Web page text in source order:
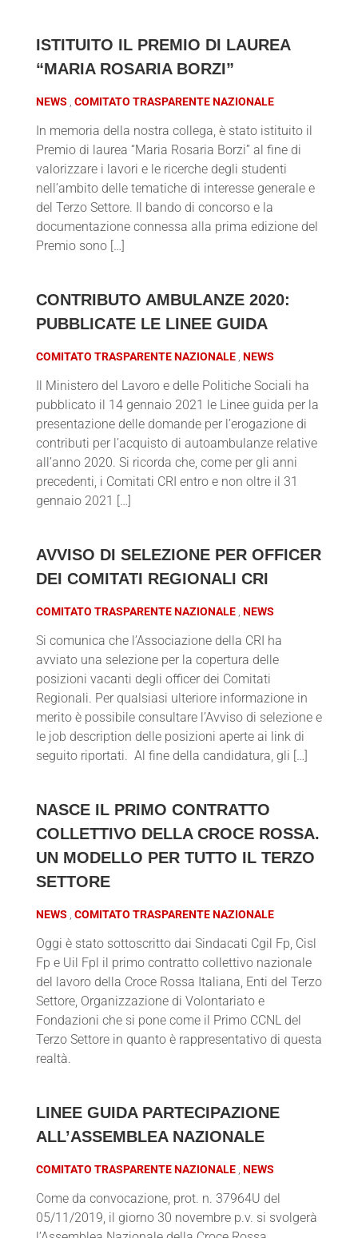
ISTITUITO IL PREMIO DI LAUREA
“MARIA ROSARIA BORZI”
NEWS COMITATO TRASPARENTE NAZIONALE
In memoria della nostra collega, è stato istituito il
Premio di laurea “Maria Rosaria Borzi” al fine di
valorizzare i lavori e le ricerche degli studenti
nell’ambito delle tematiche di interesse generale e
del Terzo Settore. Il bando di concorso e la
documentazione connessa alla prima edizione del
Premio sono […]
CONTRIBUTO AMBULANZE 2020:
PUBBLICATE LE LINEE GUIDA
COMITATO TRASPARENTE NAZIONALE NEWS
Il Ministero del Lavoro e delle Politiche Sociali ha
pubblicato il 14 gennaio 2021 le Linee guida per la
presentazione delle domande per l’erogazione di
contributi per l’acquisto di autoambulanze relative
all’anno 2020. Si ricorda che, come per gli anni
precedenti, i Comitati CRI entro e non oltre il 31
gennaio 2021 […]
AVVISO DI SELEZIONE PER OFFICER
DEI COMITATI REGIONALI CRI
COMITATO TRASPARENTE NAZIONALE NEWS
Si comunica che l’Associazione della CRI ha
avviato una selezione per la copertura delle
posizioni vacanti degli officer dei Comitati
Regionali. Per qualsiasi ulteriore informazione in
merito è possibile consultare l’Avviso di selezione e
le job description delle posizioni aperte ai link di
seguito riportati. Al fine della candidatura, gli […]
NASCE IL PRIMO CONTRATTO
COLLETTIVO DELLA CROCE ROSSA.
UN MODELLO PER TUTTO IL TERZO
SETTORE
NEWS COMITATO TRASPARENTE NAZIONALE
Oggi è stato sottoscritto dai Sindacati Cgil Fp, Cisl
Fp e Uil Fpl il primo contratto collettivo nazionale
del lavoro della Croce Rossa Italiana, Enti del Terzo
Settore, Organizzazione di Volontariato e
Fondazioni che si pone come il Primo CCNL del
Terzo Settore in quanto è rappresentativo di questa
realtà.
LINEE GUIDA PARTECIPAZIONE
ALL’ASSEMBLEA NAZIONALE
COMITATO TRASPARENTE NAZIONALE NEWS
Come da convocazione, prot. n. 37964U del
05/11/2019, il giorno 30 novembre p.v. si svolgerà